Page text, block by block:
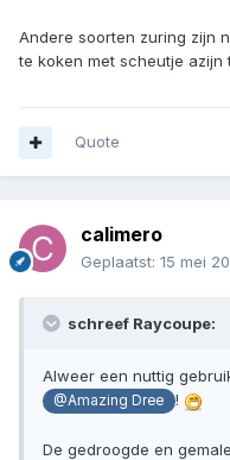
Andere soorten zuring zijn
te koken met scheutje azijn
Quote
calimero
Geplaatst: 15 mei
schreef Raycoupe:
Alweer een nuttig
@Amazing Dree !
De gedroogde en